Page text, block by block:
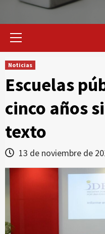
Primary
Noticias
Escuelas
cinco años
texto
13 de noviembre de